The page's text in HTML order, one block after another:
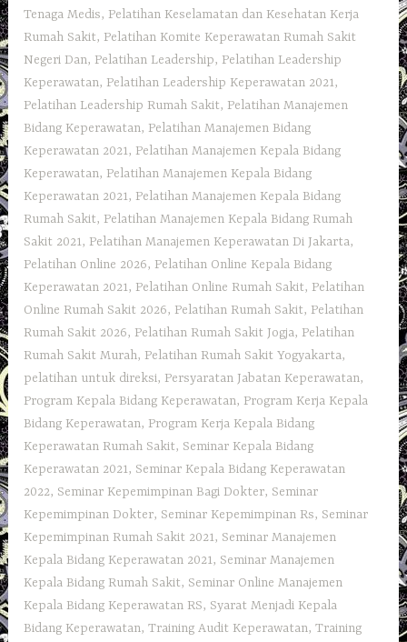
Tenaga Medis, Pelatihan Keselamatan dan Kesehatan Kerja
Rumah Sakit, Pelatihan Komite Keperawatan Rumah Sakit
Negeri Dan, Pelatihan Leadership, Pelatihan Leadership
Keperawatan, Pelatihan Leadership Keperawatan 2021,
Pelatihan Leadership Rumah Sakit, Pelatihan Manajemen
Bidang Keperawatan, Pelatihan Manajemen Bidang
Keperawatan 2021, Pelatihan Manajemen Kepala Bidang
Keperawatan, Pelatihan Manajemen Kepala Bidang
Keperawatan 2021, Pelatihan Manajemen Kepala Bidang
Rumah Sakit, Pelatihan Manajemen Kepala Bidang Rumah
Sakit 2021, Pelatihan Manajemen Keperawatan Di Jakarta,
Pelatihan Online 2026, Pelatihan Online Kepala Bidang
Keperawatan 2021, Pelatihan Online Rumah Sakit, Pelatihan
Online Rumah Sakit 2026, Pelatihan Rumah Sakit‎, Pelatihan
Rumah Sakit 2026, Pelatihan Rumah Sakit Jogja, Pelatihan
Rumah Sakit Murah, Pelatihan Rumah Sakit Yogyakarta,
pelatihan untuk direksi, Persyaratan Jabatan Keperawatan,
Program Kepala Bidang Keperawatan, Program Kerja Kepala
Bidang Keperawatan, Program Kerja Kepala Bidang
Keperawatan Rumah Sakit, Seminar Kepala Bidang
Keperawatan 2021, Seminar Kepala Bidang Keperawatan
2022, Seminar Kepemimpinan Bagi Dokter, Seminar
Kepemimpinan Dokter, Seminar Kepemimpinan Rs, Seminar
Kepemimpinan Rumah Sakit 2021, Seminar Manajemen
Kepala Bidang Keperawatan 2021, Seminar Manajemen
Kepala Bidang Rumah Sakit, Seminar Online Manajemen
Kepala Bidang Keperawatan RS, Syarat Menjadi Kepala
Bidang Keperawatan,Training Audit Keperawatan,Training